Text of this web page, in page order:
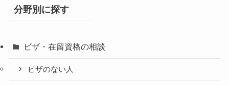
分野別に探す
ビザ・在留資格の相談
ビザのない人